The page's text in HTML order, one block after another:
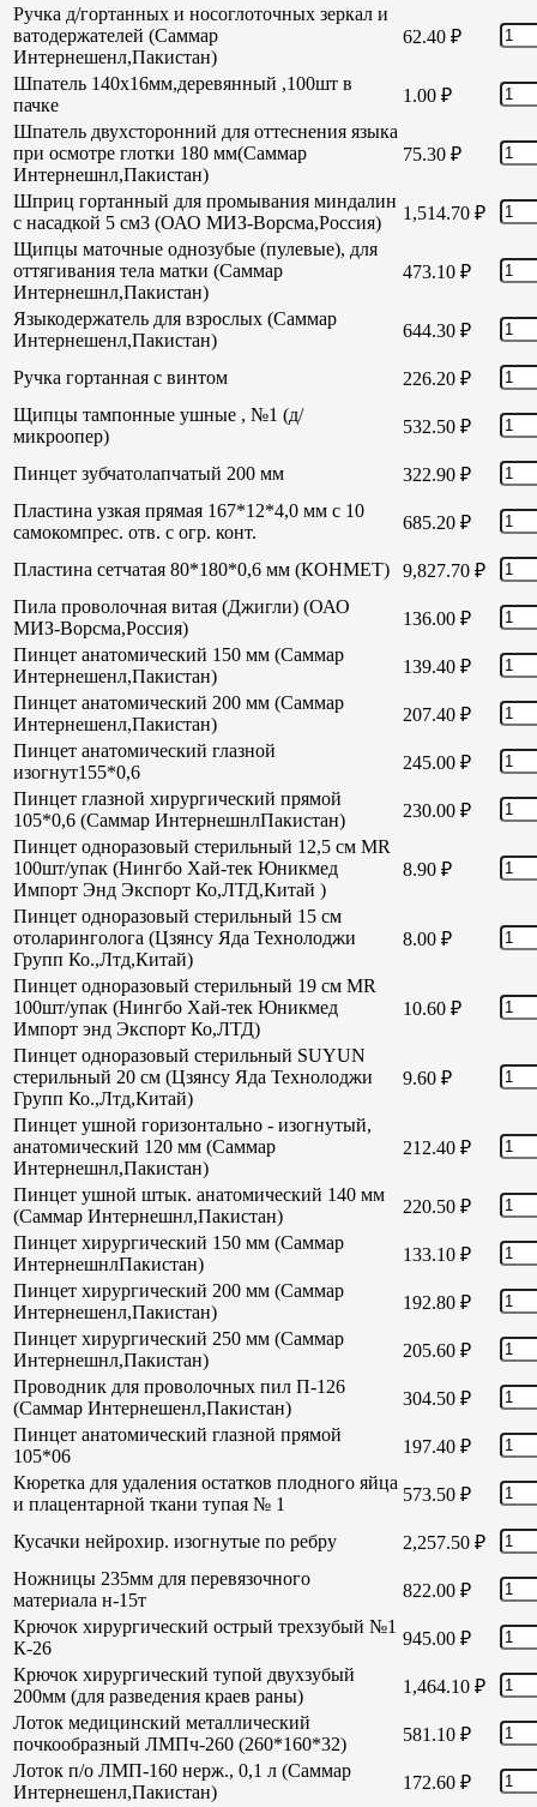
Ручка д/гортанных и носоглоточных зеркал и
ватодержателей (Саммар
Интернешенл,Пакистан)
62.40 ₽
Шпатель 140х16мм,деревянный ,100шт в
пачке
1.00 ₽
Шпатель двухсторонний для оттеснения языка
при осмотре глотки 180 мм(Саммар
Интернешнл,Пакистан)
75.30 ₽
Шприц гортанный для промывания миндалин
с насадкой 5 см3 (ОАО МИЗ-Ворсма,Россия)
1,514.70 ₽
Щипцы маточные однозубые (пулевые), для
оттягивания тела матки (Саммар
Интернешнл,Пакистан)
473.10 ₽
Языкодержатель для взрослых (Саммар
Интернешенл,Пакистан)
644.30 ₽
Ручка гортанная с винтом 226.20 ₽
Щипцы тампонные ушные , №1 (д/
микроопер)
532.50 ₽
Пинцет зубчатолапчатый 200 мм 322.90 ₽
Пластина узкая прямая 167*12*4,0 мм с 10
самокомпрес. отв. с огр. конт.
685.20 ₽
Пластина сетчатая 80*180*0,6 мм (КОНМЕТ) 9,827.70 ₽
Пила проволочная витая (Джигли) (ОАО
МИЗ-Ворсма,Россия)
136.00 ₽
Пинцет анатомический 150 мм (Саммар
Интернешенл,Пакистан)
139.40 ₽
Пинцет анатомический 200 мм (Саммар
Интернешенл,Пакистан)
207.40 ₽
Пинцет анатомический глазной
изогнут155*0,6
245.00 ₽
Пинцет глазной хирургический прямой
105*0,6 (Саммар ИнтернешнлПакистан)
230.00 ₽
Пинцет одноразовый стерильный 12,5 см MR
100шт/упак (Нингбо Хай-тек Юникмед
Импорт Энд Экспорт Ко,ЛТД,Китай )
8.90 ₽
Пинцет одноразовый стерильный 15 см
отоларинголога (Цзянсу Яда Технолоджи
Групп Ко.,Лтд,Китай)
8.00 ₽
Пинцет одноразовый стерильный 19 см MR
100шт/упак (Нингбо Хай-тек Юникмед
Импорт энд Экспорт Ко,ЛТД)
10.60 ₽
Пинцет одноразовый стерильный SUYUN
стерильный 20 см (Цзянсу Яда Технолоджи
Групп Ко.,Лтд,Китай)
9.60 ₽
Пинцет ушной горизонтально - изогнутый,
анатомический 120 мм (Саммар
Интернешнл,Пакистан)
212.40 ₽
Пинцет ушной штык. анатомический 140 мм
(Саммар Интернешнл,Пакистан)
220.50 ₽
Пинцет хирургический 150 мм (Саммар
ИнтернешнлПакистан)
133.10 ₽
Пинцет хирургический 200 мм (Саммар
Интернешенл,Пакистан)
192.80 ₽
Пинцет хирургический 250 мм (Саммар
Интернешнл,Пакистан)
205.60 ₽
Проводник для проволочных пил П-126
(Саммар Интернешенл,Пакистан)
304.50 ₽
Пинцет анатомический глазной прямой
105*06
197.40 ₽
Кюретка для удаления остатков плодного яйца
и плацентарной ткани тупая № 1
573.50 ₽
Кусачки нейрохир. изогнутые по ребру 2,257.50 ₽
Ножницы 235мм для перевязочного
материала н-15т
822.00 ₽
Крючок хирургический острый трехзубый №1
К-26
945.00 ₽
Крючок хирургический тупой двухзубый
200мм (для разведения краев раны)
1,464.10 ₽
Лоток медицинский металлический
почкообразный ЛМПч-260 (260*160*32)
581.10 ₽
Лоток п/о ЛМП-160 нерж., 0,1 л (Саммар
Интернешенл,Пакистан)
172.60 ₽